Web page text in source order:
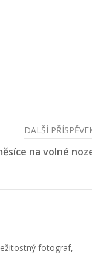
DALŠÍ
na volné
fotograf,